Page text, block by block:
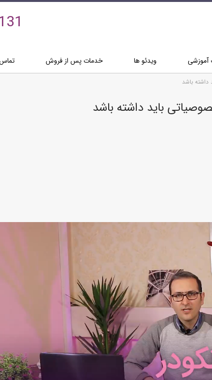
آموزشی ویدئو ها خدمات پس از فروش تماس
داشته باشد
باید داشته باشد